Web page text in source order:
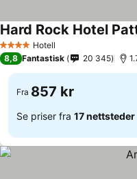
4 StjernerHotell
Hard Rock Hotel
8,8 Fantastisk 20 345
Fra 857 kr
Se priser fra 17 nettsteder